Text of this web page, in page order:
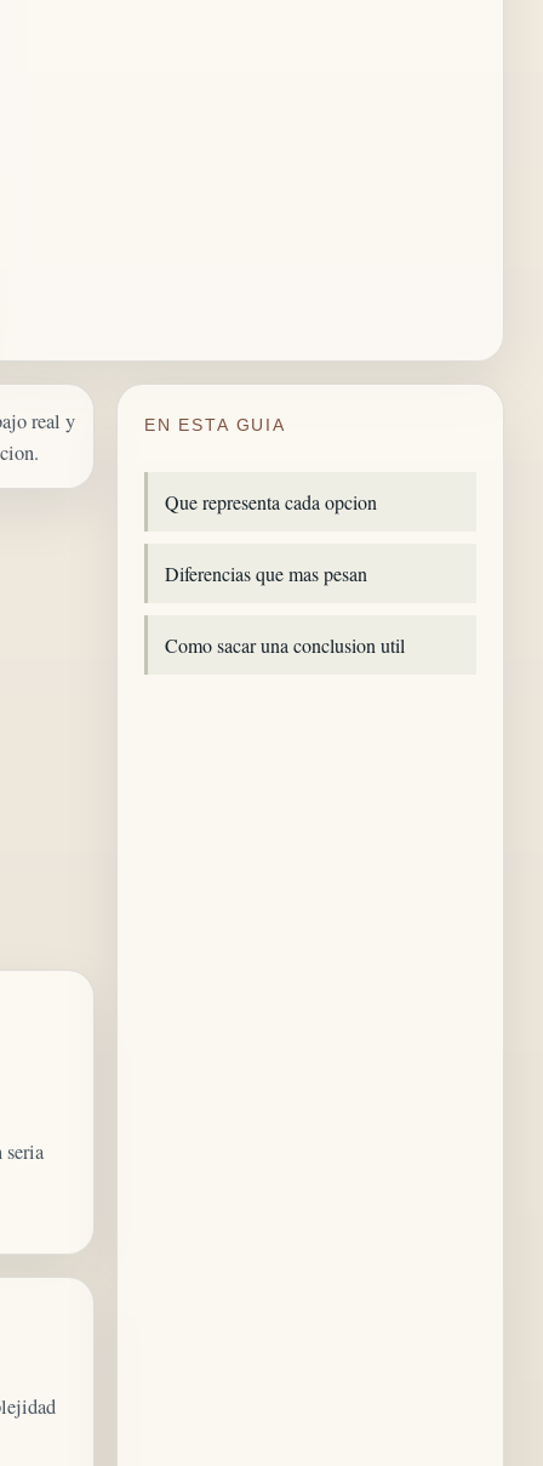
real y
seria
EN ESTA GUIA
Que representa cada opcion
Diferencias que mas pesan
Como sacar una conclusion util